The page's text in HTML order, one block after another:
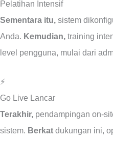
Pelatihan Intensif
Sementara itu, sistem
Anda. Kemudian, training
level pengguna, mulai dari
⚡
Go Live Lancar
Terakhir, pendampingan on-
sistem. Berkat dukungan ini,